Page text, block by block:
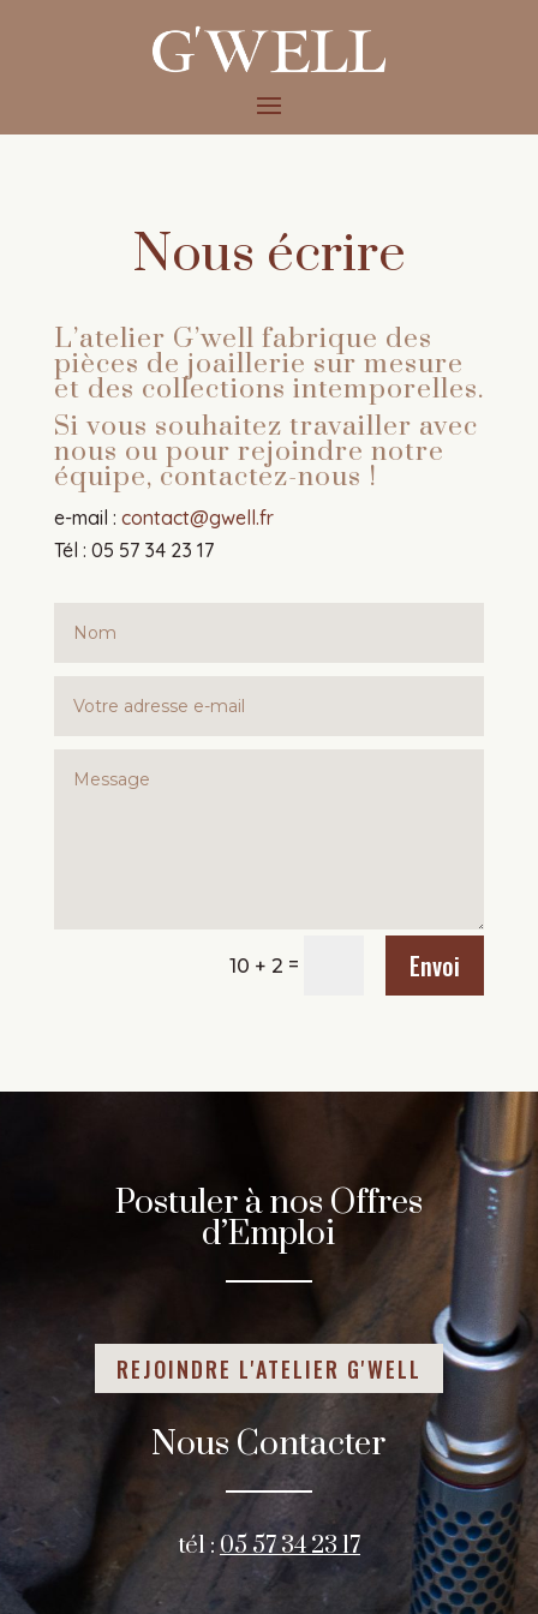
Nous écrire
L’atelier G’well fabrique des
pièces de joaillerie sur mesure
et des collections intemporelles.
Si vous souhaitez travailler avec
nous ou pour rejoindre notre
équipe, contactez-nous !
e-mail : contact@gwell.fr
Tél : 05 57 34 23 17
10 + 2 = Envoi
Postuler à nos Offres
d’Emploi
REJOINDRE L'ATELIER G'WELL
Nous Contacter
tél : 05 57 34 23 17